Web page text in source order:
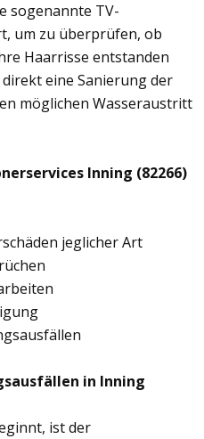
sogenannte TV-
um zu überprüfen, ob
Haarrisse entstanden
eine Sanierung der
möglichen Wasseraustritt
Inning (82266)
jeglicher Art
in Inning
ist der